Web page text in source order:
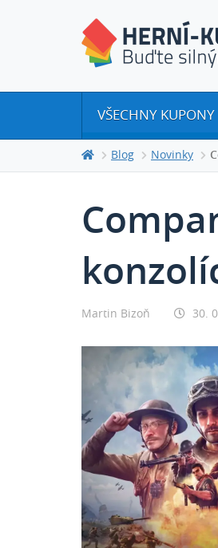
VŠECHNY KUPONY
Blog Novinky
Martin Bizoň 30.